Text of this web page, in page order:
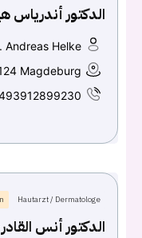
الدكتور أندرياس
Andreas Helke
Magdeburg
Hautarzt / Dermatologe
الدكتور أنس